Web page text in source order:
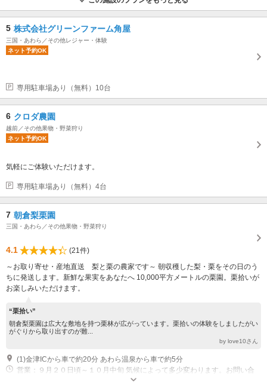
5 株式会社グリーンファーム角屋
三国・あわら／その他レジャー・体験
ネット予約OK
専用駐車場あり（無料）10台
6 クロダ農園
越前／その他果物・野菜狩り
ネット予約OK
気軽にご体験いただけます。
専用駐車場あり（無料）4台
7 朝倉梨栗園
三国・あわら／その他果物・野菜狩り
4.1
(21件)
～お取り寄せ・産地直送 梨と栗の農家です～ 朝収穫した梨・栗をその日のう
ちに発送します。新鮮な果実をあなたへ 10,000平方メートルの栗園。栗拾いが
お楽しみいただけます。
“栗拾い”
朝倉梨栗園は広大な敷地を持つ栗林が広がっています。栗拾いの体験をしましたがい
がぐりから取り出すのが難...
by love10さん
(1)金津ICから車で約20分 あわら温泉から車で約5分
営業：９月２０日頃～１０月中旬 気候によって多少変わります。お問い合
わせください。 開園時間 ９時～１６時